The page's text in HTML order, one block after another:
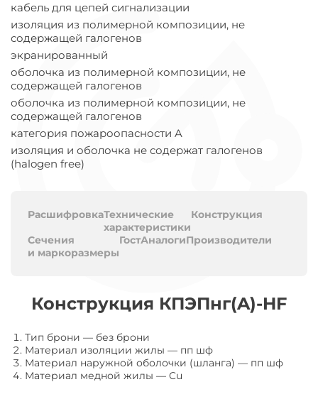
кабель для цепей сигнализации
изоляция из полимерной композиции, не
содержащей галогенов
экранированный
оболочка из полимерной композиции, не
содержащей галогенов
оболочка из полимерной композиции, не
содержащей галогенов
категория пожароопасности A
изоляция и оболочка не содержат галогенов
(halogen free)
РасшифровкаТехнические
характеристики
Конструкция
Сечения
и маркоразмеры
ГостАналогиПроизводители
Конструкция КПЭПнг(A)-HF
Тип брони — без брони
Материал изоляции жилы — пп шф
Материал наружной оболочки (шланга) — пп шф
Материал медной жилы — Cu